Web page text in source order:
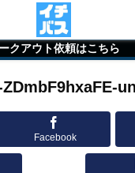
クアウト依頼はこちら
Facebook